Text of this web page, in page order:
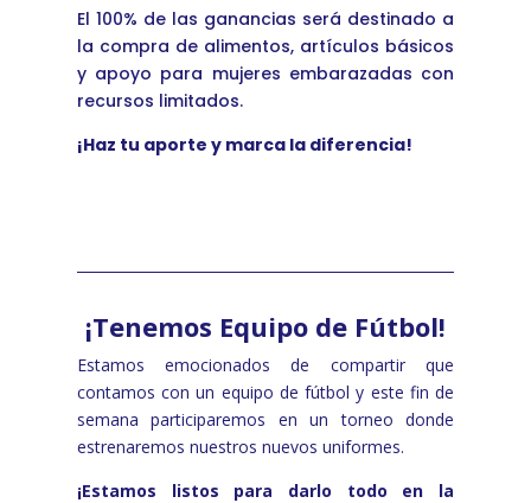
El 100% de las ganancias será destinado a
la compra de alimentos, artículos básicos
y apoyo para mujeres embarazadas con
recursos limitados.
¡Haz tu aporte y marca la diferencia!
¡Tenemos Equipo de Fútbol!
Estamos emocionados de compartir que
contamos con un equipo de fútbol y este fin de
semana participaremos en un torneo donde
estrenaremos nuestros nuevos uniformes.
¡Estamos listos para darlo todo en la